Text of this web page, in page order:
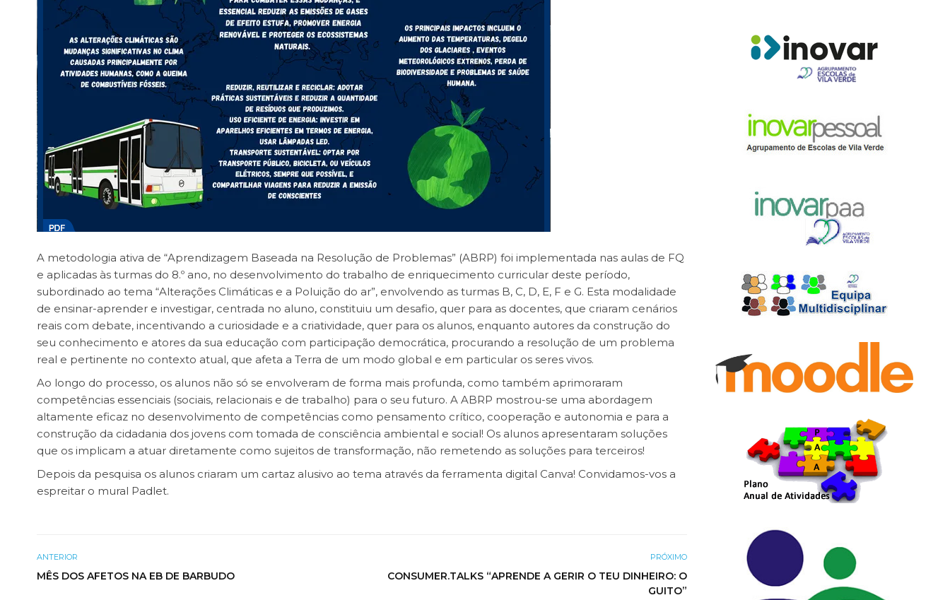
A metodologia ativa de “Aprendizagem Baseada na Resolução de Problemas” (ABRP) foi implementada nas aulas de FQ
e aplicadas às turmas do 8.º ano, no desenvolvimento do trabalho de enriquecimento curricular deste período,
subordinado ao tema “Alterações Climáticas e a Poluição do ar”, envolvendo as turmas B, C, D, E, F e G. Esta modalidade
de ensinar-aprender e investigar, centrada no aluno, constituiu um desafio, quer para as docentes, que criaram cenários
reais com debate, incentivando a curiosidade e a criatividade, quer para os alunos, enquanto autores da construção do
seu conhecimento e atores da sua educação com participação democrática, procurando a resolução de um problema
real e pertinente no contexto atual, que afeta a Terra de um modo global e em particular os seres vivos.
Ao longo do processo, os alunos não só se envolveram de forma mais profunda, como também aprimoraram
competências essenciais (sociais, relacionais e de trabalho) para o seu futuro. A ABRP mostrou-se uma abordagem
altamente eficaz no desenvolvimento de competências como pensamento crítico, cooperação e autonomia e para a
construção da cidadania dos jovens com tomada de consciência ambiental e social! Os alunos apresentaram soluções
que os implicam a atuar diretamente como sujeitos de transformação, não remetendo as soluções para terceiros!
Depois da pesquisa os alunos criaram um cartaz alusivo ao tema através da ferramenta digital Canva! Convidamos-vos a
espreitar o mural Padlet.
ANTERIOR
MÊS DOS AFETOS NA EB DE BARBUDO
PRÓXIMO
CONSUMER.TALKS “APRENDE A GERIR O TEU DINHEIRO: O
GUITO”